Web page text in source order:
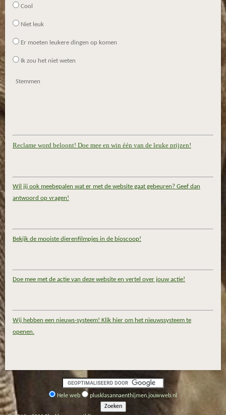
Cool
Niet leuk
Er moeten leukere dingen op komen
Ik zou het niet weten
Stemmen
Reclame word beloont! Doe mee en win één van de leuke prijzen!
Wil jij ook meebepalen wat er met de website gaat gebeuren? Geef dan
antwoord op vragen!
Bekijk de mooiste dierenfilmpjes in de bioscoop!
Doe mee met de actie van deze website en vertel over jouw actie!
Wij hebben een nieuws-systeem! Klik hier om het nieuwssysteem te
openen.
Hele web plusklasannaenthijmen.jouwweb.nl